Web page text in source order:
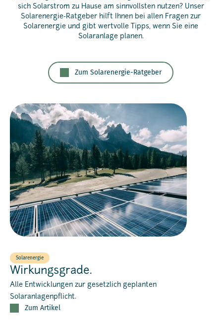
sich Solarstrom zu Hause am sinnvollsten nutzen? Unser
Solarenergie-Ratgeber hilft Ihnen bei allen Fragen zur
Solarenergie und gibt wertvolle Tipps, wenn Sie eine
Solaranlage planen.
Zum Solarenergie-Ratgeber
Solarenergie
Wirkungsgrade.
Alle Entwicklungen zur gesetzlich geplanten
Solaranlagenpflicht.
Zum Artikel